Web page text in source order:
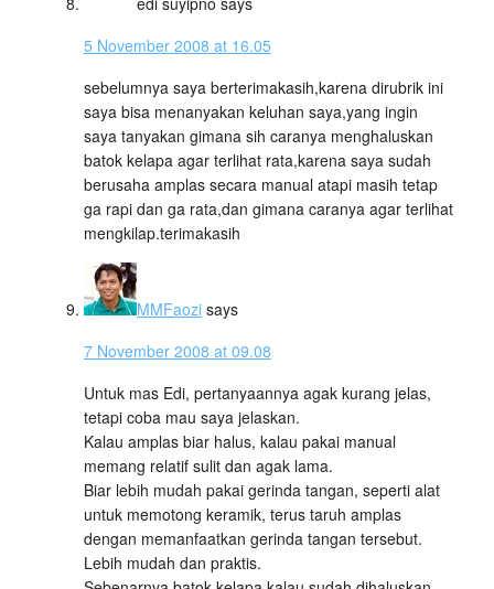
5 November 2008 at 16.05
sebelumnya saya berterimakasih,karena dirubrik ini
saya bisa menanyakan keluhan saya,yang ingin
saya tanyakan gimana sih caranya menghaluskan
batok kelapa agar terlihat rata,karena saya sudah
berusaha amplas secara manual atapi masih tetap
ga rapi dan ga rata,dan gimana caranya agar terlihat
mengkilap.terimakasih
MMFaozi says
7 November 2008 at 09.08
Untuk mas Edi, pertanyaannya agak kurang jelas,
tetapi coba mau saya jelaskan.
Kalau amplas biar halus, kalau pakai manual
memang relatif sulit dan agak lama.
Biar lebih mudah pakai gerinda tangan, seperti alat
untuk memotong keramik, terus taruh amplas
dengan memanfaatkan gerinda tangan tersebut.
Lebih mudah dan praktis.